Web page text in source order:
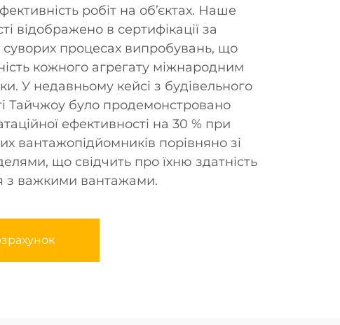
робіт на об’єктах. Наше
відображено в сертифікації за
суворих процесах випробувань, що
кожного агрегату міжнародним
У недавньому кейсі з будівельного
Тайчжоу було продемонстровано
ефективності на 30 % при
вантажопідйомників порівняно зі
що свідчить про їхню здатність
з важкими вантажами.